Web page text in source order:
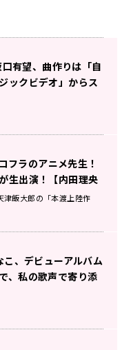
有望、曲作りは「自
ックビデオ」からス
フラのアニメ先生！
生出演！【内田理央
】
津飯大郎の「本渡上陸作
、デビューアルバム
、私の歌声で寄り添